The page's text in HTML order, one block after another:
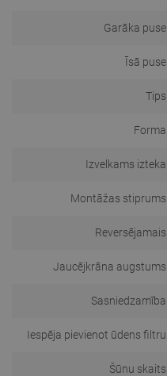
Garāka puse
Īsā puse
Tips
Forma
Izvelkams izteka
Montāžas stiprums
Reversējamais
Jaucējkrāna augstums
Sasniedzamība
Iespēja pievienot ūdens filtru
Šūnu skaits